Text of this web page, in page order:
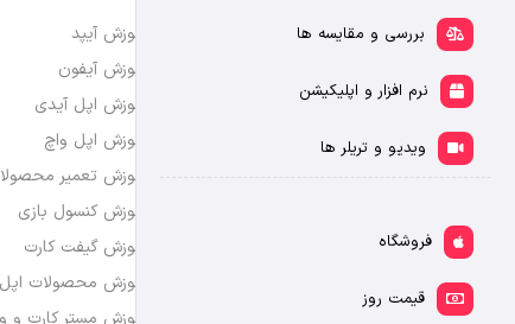
بررسی و مقایسه ها
نرم افزار و اپلیکیشن
ویدیو و تریلر ها
فروشگاه
قیمت روز
آموزش آیپد
آموزش آیفون
آموزش اپل آیدی
آموزش اپل واچ
آموزش تعمیر
آموزش کنسول بازی
آموزش گیفت کارت
آموزش محصولات اپل
آموزش مستر کارت و